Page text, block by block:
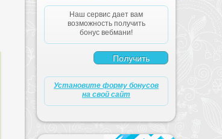
Наш сервис дает вам
возможность получить
бонус вебмани!
Установите форму бонусов
на свой сайт